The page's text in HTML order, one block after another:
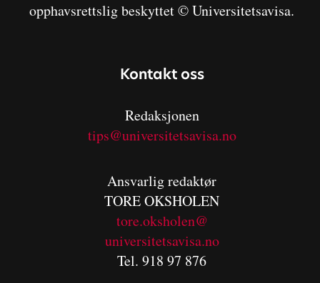
opphavsrettslig beskyttet © Universitetsavisa.
Kontakt oss
Redaksjonen
tips@universitetsavisa.no
Ansvarlig redaktør
TORE OKSHOLEN
tore.oksholen@
universitetsavisa.no
Tel. 918 97 876